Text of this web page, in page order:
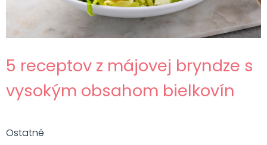
5 receptov z májovej bryndze s
vysokým obsahom bielkovín
Ostatné